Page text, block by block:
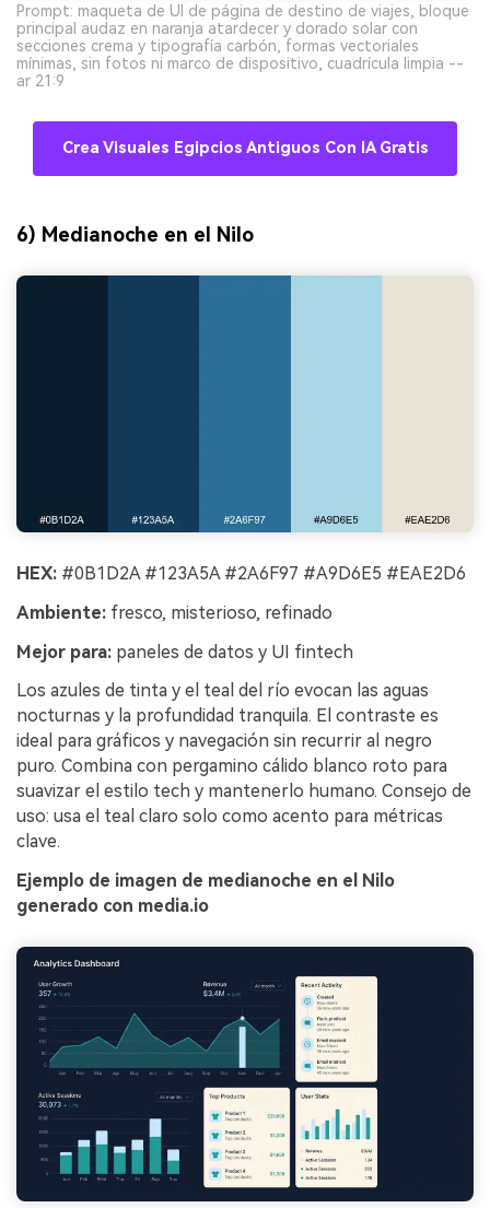
Prompt: maqueta de UI de página de destino de viajes, bloque
principal audaz en naranja atardecer y dorado solar con
secciones crema y tipografía carbón, formas vectoriales
mínimas, sin fotos ni marco de dispositivo, cuadrícula limpia --
ar 21:9
Crea Visuales Egipcios Antiguos Con IA Gratis
6) Medianoche en el Nilo
HEX: #0B1D2A #123A5A #2A6F97 #A9D6E5 #EAE2D6
Ambiente: fresco, misterioso, refinado
Mejor para: paneles de datos y UI fintech
Los azules de tinta y el teal del río evocan las aguas
nocturnas y la profundidad tranquila. El contraste es
ideal para gráficos y navegación sin recurrir al negro
puro. Combina con pergamino cálido blanco roto para
suavizar el estilo tech y mantenerlo humano. Consejo de
uso: usa el teal claro solo como acento para métricas
clave.
Ejemplo de imagen de medianoche en el Nilo
generado con media.io